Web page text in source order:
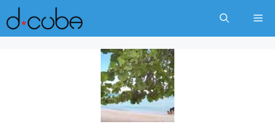
Skip
to
content